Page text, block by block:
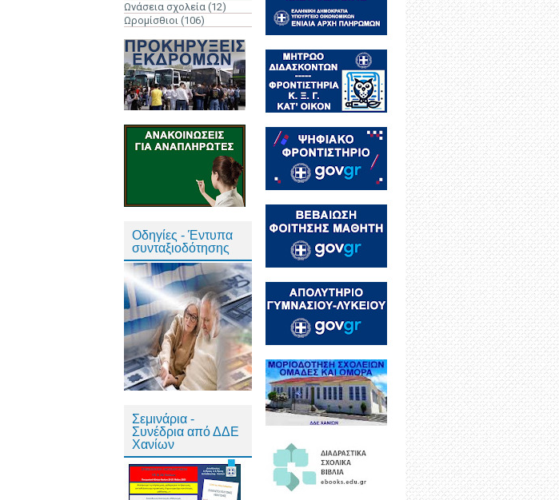
Ωνάσεια σχολεία (12)
Ωρομίσθιοι (106)
Οδηγίες - Έντυπα
συνταξιοδότησης
Σεμινάρια -
Συνέδρια από ΔΔΕ
Χανίων